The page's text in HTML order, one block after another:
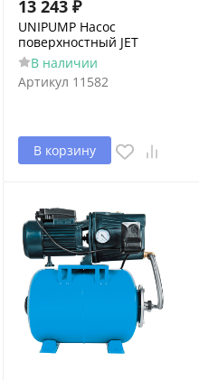
13 243 ₽
UNIPUMP Насос
поверхностный JET
В наличии
Артикул 11582
В корзину